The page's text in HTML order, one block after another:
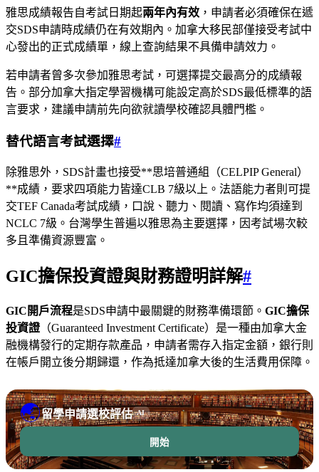
雅思成績報告自考試日期起兩年內有效 ，申請者必須確保在遞
交SDS申請時成績仍在有效期內。加拿大移民部僅接受考試中
心發出的正式成績單，線上查詢結果不具備申請效力。
若申請者曾多次參加雅思考試，可選擇提交最高分的成績報
告。部分加拿大指定學習機構可能設定高於SDS最低標準的語
言要求，建議申請前先向欲就讀學校確認具體門檻。
替代語言考試選擇#
除雅思外，SDS計畫也接受**思培普通組（CELPIP General）
**成績，要求四項能力皆達CLB 7級以上。法語能力者則可提
交TEF Canada考試成績，口說、聽力、閱讀、寫作均須達到
NCLC 7級。台灣學生普遍以雅思為主要選擇，因考試場次較
多且準備資源豐富。
GIC擔保投資證與財務證明詳解#
GIC開戶流程是SDS申請中最關鍵的財務準備環節。 GIC擔保
投資證（Guaranteed Investment Certificate）是一種由加拿大金
融機構發行的定期存款產品，申請者需存入指定金額，銀行則
在帳戶開立後分期歸還，作為抵達加拿大後的生活費用保障。
🌏留學申請選校評估 AI
開始